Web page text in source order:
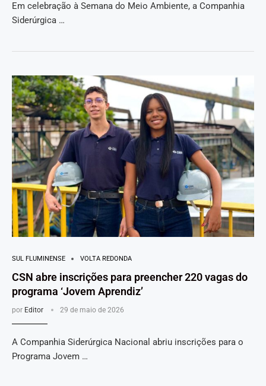
Em celebração à Semana do Meio Ambiente, a Companhia
Siderúrgica …
SUL FLUMINENSE VOLTA REDONDA
CSN abre inscrições para preencher 220 vagas do
programa ‘Jovem Aprendiz’
por Editor 29 de maio de 2026
A Companhia Siderúrgica Nacional abriu inscrições para o
Programa Jovem …